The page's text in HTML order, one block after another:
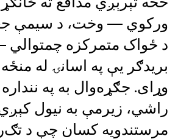
ورکوي — وخت، د سیمې
د ځواک متمرکزه
بریدګر یې په اسانۍ له
وړای. جګړه‌وال به په
راشي، زیرمې به نیول
مرستندویه کسان چې د